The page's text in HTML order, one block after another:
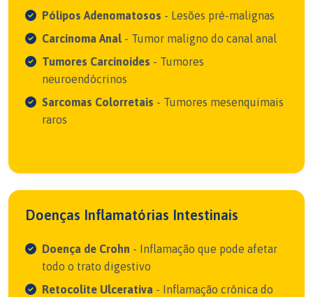
Pólipos Adenomatosos - Lesões pré-malignas
Carcinoma Anal - Tumor maligno do canal anal
Tumores Carcinoides - Tumores
neuroendócrinos
Sarcomas Colorretais - Tumores mesenquimais
raros
Doenças Inflamatórias Intestinais
Doença de Crohn - Inflamação que pode afetar
todo o trato digestivo
Retocolite Ulcerativa - Inflamação crônica do